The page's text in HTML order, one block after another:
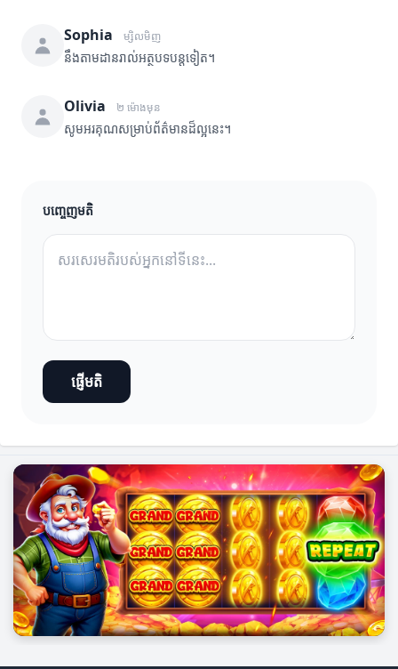
Sophia ម្សិលមិញ
នឹងតាមដានរាល់អត្ថបទបន្តទៀត។
Olivia ២ ម៉ោងមុន
សូមអរគុណសម្រាប់ព័ត៌មានដ៏ល្អនេះ។
បញ្ចេញមតិ
ផ្ញើមតិ